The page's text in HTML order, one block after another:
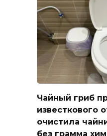
Чайный гриб
известкового
очистила
без грамма